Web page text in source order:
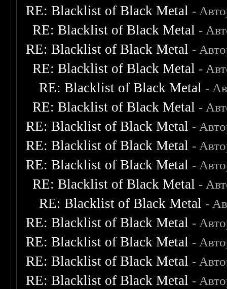
RE: Blacklist of Black Metal -
RE: Blacklist of Black Metal -
RE: Blacklist of Black Metal -
RE: Blacklist of Black Metal -
RE: Blacklist of Black Metal -
RE: Blacklist of Black Metal -
RE: Blacklist of Black Metal -
RE: Blacklist of Black Metal -
RE: Blacklist of Black Metal -
RE: Blacklist of Black Metal -
RE: Blacklist of Black Metal -
RE: Blacklist of Black Metal -
RE: Blacklist of Black Metal -
RE: Blacklist of Black Metal -
RE: Blacklist of Black Metal -